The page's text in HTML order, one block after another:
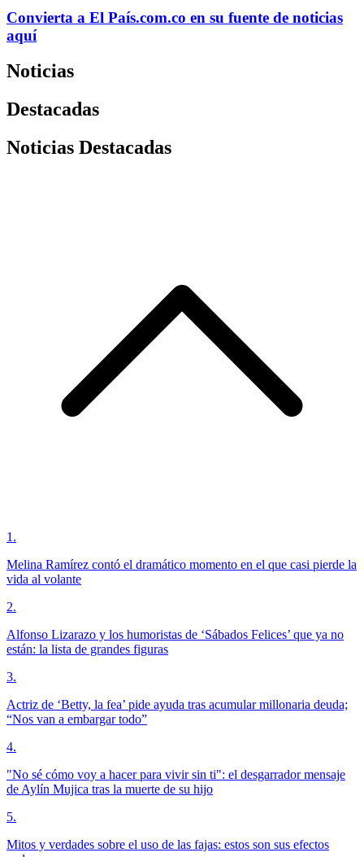
Convierta a El País.com.co en su fuente de noticias
aquí
Noticias
Destacadas
Noticias Destacadas
1 .
Melina Ramírez contó el dramático momento en el que casi pierde la
vida al volante
2.
Alfonso Lizarazo y los humoristas de ‘Sábados Felices’ que ya no
están: la lista de grandes figuras
3.
Actriz de ‘Betty, la fea’ pide ayuda tras acumular millonaria deuda;
“Nos van a embargar todo”
4.
"No sé cómo voy a hacer para vivir sin ti": el desgarrador mensaje
de Aylín Mujica tras la muerte de su hijo
5.
Mitos y verdades sobre el uso de las fajas: estos son sus efectos